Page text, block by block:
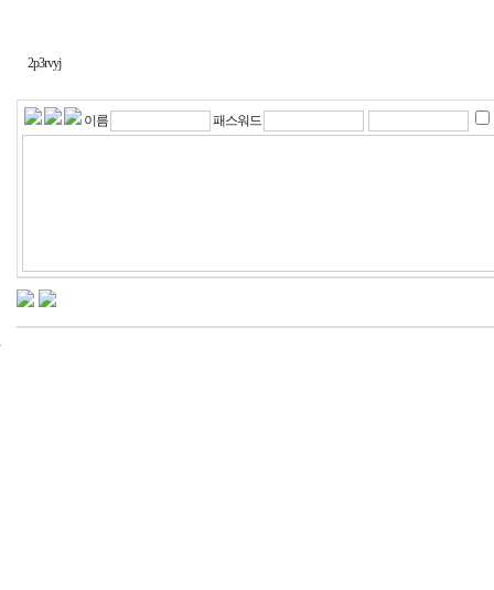
2p3rvyj
이름 패스워드